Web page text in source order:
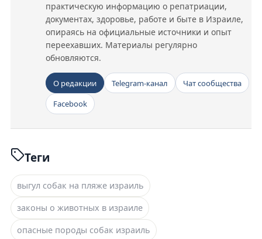
практическую информацию о репатриации,
документах, здоровье, работе и быте в Израиле,
опираясь на официальные источники и опыт
переехавших. Материалы регулярно
обновляются.
О редакции Telegram-канал
Чат сообщества
Facebook
Теги
выгул собак на пляже израиль
законы о животных в израиле
опасные породы собак израиль